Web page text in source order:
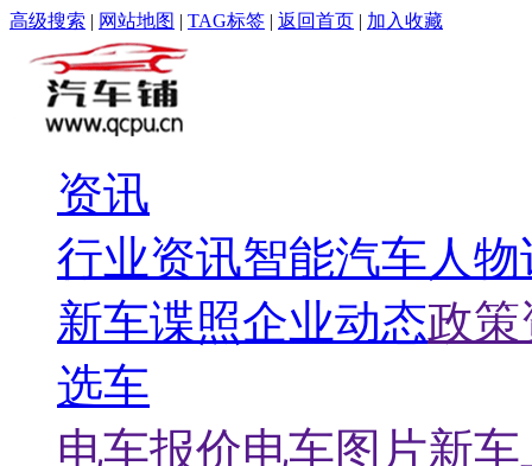
高级搜索 | 网站地图 | TAG标签 | 返回首页 | 加入收藏
资讯
行业资讯智能汽车人
新车谍照企业动态政
选车
电车报价电车图片新